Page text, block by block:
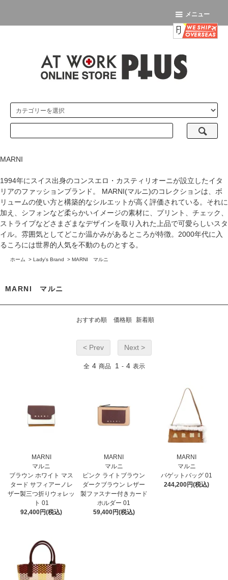
メニュー
MARNI
1994年にスイス出身のコンスエロ・カスティリオーニが設立したイタ
リアのファッションブランド。 MARNI(マルニ)のコレクションは、ボ
リュームの使い方と構築的なシルエットが高く評価されている。それに
加え、シフォンなど柔らかいイメージの素材に、プリント、チェック、
ストライプなどさまざまなデザインを取り入れた上品で可愛らしいスタ
イル。雰囲気としてどこか温かみがあるところが特徴。2000年代に入
るころには世界的人気を不動のものとする。
ホーム > Lady's Brand > MARNI マルニ
MARNI マルニ
おすすめ順 価格順 新着順
< Prev Next >
全 4 商品 1 - 4 表示
MARNI
マルニ
ブラウン ホワイト マス
タード サフィアーノレ
ザー製三つ折りウォレッ
ト 01
92,400円(税込)
MARNI
マルニ
ピンク ライトブラウン
ダークブラウン レザー
製ファスナー付きカード
ホルダー 01
59,400円(税込)
MARNI
マルニ
バゲットバッグ 01
244,200円(税込)